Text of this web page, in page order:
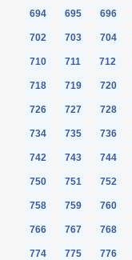
694 695 696
702 703 704
710 711 712
718 719 720
726 727 728
734 735 736
742 743 744
750 751 752
758 759 760
766 767 768
774 775 776